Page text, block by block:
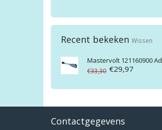
Recent bekeken Wissen
Mastervolt 121160900 Adapter from CEE-7/7 to CE plug
€33,30 €29,97
Contactgegevens